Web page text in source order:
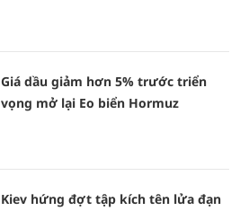
Giá dầu giảm hơn 5% trước triển
vọng mở lại Eo biển Hormuz
Kiev hứng đợt tập kích tên lửa đạn